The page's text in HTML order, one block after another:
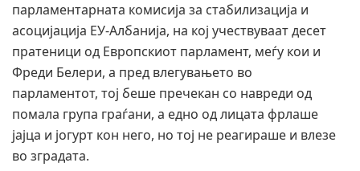
парламентарната комисија за стабилизација и
асоцијација ЕУ-Албанија, на кој учествуваат десет
пратеници од Европскиот парламент, меѓу кои и
Фреди Белери, а пред влегувањето во
парламентот, тој беше пречекан со навреди од
помала група граѓани, а едно од лицата фрлаше
јајца и јогурт кон него, но тој не реагираше и влезе
во зградата.